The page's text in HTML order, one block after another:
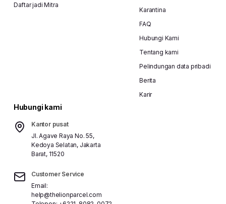
Daftar jadi Mitra
Karantina
FAQ
Hubungi Kami
Tentang kami
Pelindungan data pribadi
Berita
Karir
Hubungi kami
Kantor pusat
Jl. Agave Raya No. 55,
Kedoya Selatan, Jakarta
Barat, 11520
Customer Service
Email:
help@thelionparcel.com